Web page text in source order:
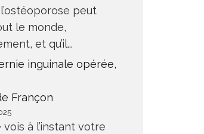
peut
le monde,
et qu’il...
inguinale opérée,
Françon
vois à l’instant votre